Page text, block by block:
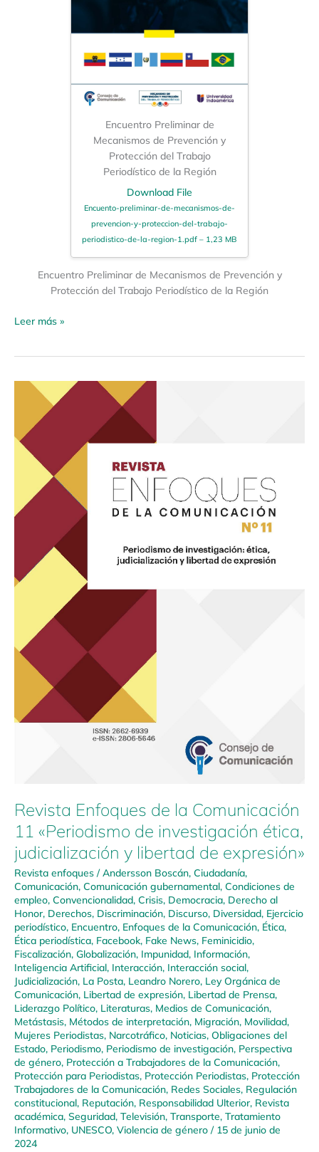
Encuentro Preliminar de
Mecanismos de Prevención y
Protección del Trabajo
Periodístico de la Región
Download File
Encuento-preliminar-de-mecanismos-de-
prevencion-y-proteccion-del-trabajo-
periodistico-de-la-region-1.pdf – 1,23 MB
Encuentro Preliminar de Mecanismos de Prevención y
Protección del Trabajo Periodístico de la Región
Leer más »
Revista Enfoques de la Comunicación
11 «Periodismo de investigación ética,
judicialización y libertad de expresión»
Revista enfoques /Andersson Boscán, Ciudadanía,
Comunicación, Comunicación gubernamental, Condiciones de
empleo, Convencionalidad, Crisis, Democracia, Derecho al
Honor, Derechos, Discriminación, Discurso, Diversidad, Ejercicio
periodístico, Encuentro, Enfoques de la Comunicación, Ética,
Ética periodística, Facebook, Fake News, Feminicidio,
Fiscalización, Globalización, Impunidad, Información,
Inteligencia Artificial, Interacción, Interacción social,
Judicialización, La Posta, Leandro Norero, Ley Orgánica de
Comunicación, Libertad de expresión, Libertad de Prensa,
Liderazgo Político, Literaturas, Medios de Comunicación,
Metástasis, Métodos de interpretación, Migración, Movilidad,
Mujeres Periodistas, Narcotráfico, Noticias, Obligaciones del
Estado, Periodismo, Periodismo de investigación, Perspectiva
de género, Protección a Trabajadores de la Comunicación,
Protección para Periodistas, Protección Periodistas, Protección
Trabajadores de la Comunicación, Redes Sociales, Regulación
constitucional, Reputación, Responsabilidad Ulterior, Revista
académica, Seguridad, Televisión, Transporte, Tratamiento
Informativo, UNESCO, Violencia de género / 15 de junio de
2024
Revista
Enfoques
la
Comunicación
«Periodismo
investigación
judicialización
libertad
expresión»